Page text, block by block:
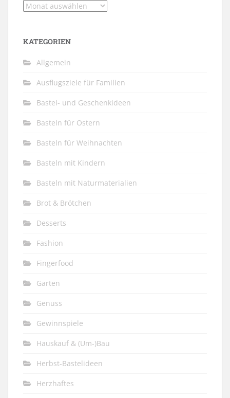
Archiv
KATEGORIEN
Allgemein
Ausflugsziele für Familien
Bastel- und Geschenkideen
Basteln für Ostern
Basteln für Weihnachten
Basteln mit Kindern
Basteln mit Naturmaterialien
Brot & Brötchen
Desserts
Fashion
Fingerfood
Garten
Genuss
Gewinnspiele
Hauskauf & (Um-)Bau
Herbst-Bastelideen
Herzhaftes